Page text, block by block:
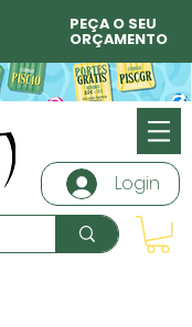
PEÇA O SEU
ORÇAMENTO
Login